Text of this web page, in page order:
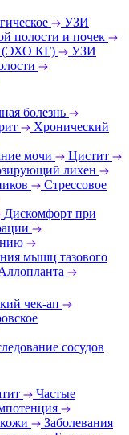
УЗИ
полости и почек
(ЭХО КГ)
УЗИ
болезнь
Хронический
мочи
Цистит
лихен
Стрессовое
Дискомфорт при
мышц тазового
чек-ап
сосудов
Частые
Заболевания